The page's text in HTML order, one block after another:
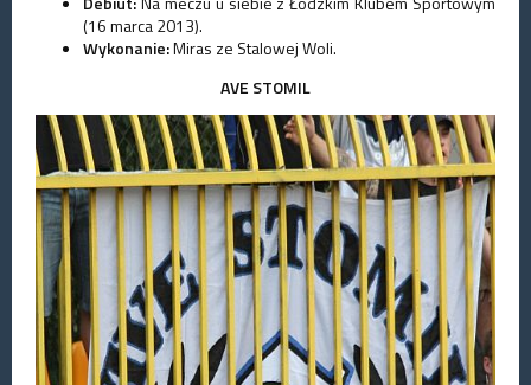
(16 marca 2013).
Wykonanie:Miras ze Stalowej Woli.
AVE STOMIL